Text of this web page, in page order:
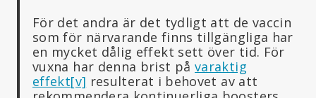
För det andra är det tydligt att de vaccin
som för närvarande finns tillgängliga har
en mycket dålig effekt sett över tid. För
vuxna har denna brist på varaktig
effekt[v] resulterat i behovet av att